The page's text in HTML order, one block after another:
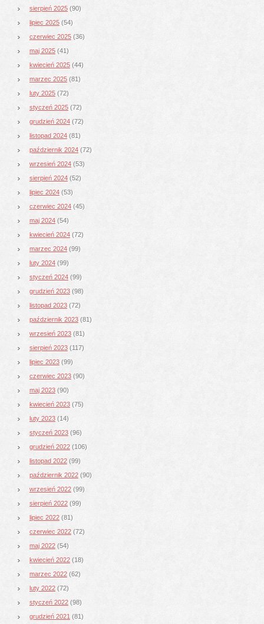
sierpień 2025 (90)
lipiec 2025 (54)
czerwiec 2025 (36)
maj 2025 (41)
kwiecień 2025 (44)
marzec 2025 (81)
luty 2025 (72)
styczeń 2025 (72)
grudzień 2024 (72)
listopad 2024 (81)
październik 2024 (72)
wrzesień 2024 (53)
sierpień 2024 (52)
lipiec 2024 (53)
czerwiec 2024 (45)
maj 2024 (54)
kwiecień 2024 (72)
marzec 2024 (99)
luty 2024 (99)
styczeń 2024 (99)
grudzień 2023 (98)
listopad 2023 (72)
październik 2023 (81)
wrzesień 2023 (81)
sierpień 2023 (117)
lipiec 2023 (99)
czerwiec 2023 (90)
maj 2023 (90)
kwiecień 2023 (75)
luty 2023 (14)
styczeń 2023 (96)
grudzień 2022 (106)
listopad 2022 (99)
październik 2022 (90)
wrzesień 2022 (99)
sierpień 2022 (99)
lipiec 2022 (81)
czerwiec 2022 (72)
maj 2022 (54)
kwiecień 2022 (18)
marzec 2022 (62)
luty 2022 (72)
styczeń 2022 (98)
grudzień 2021 (81)